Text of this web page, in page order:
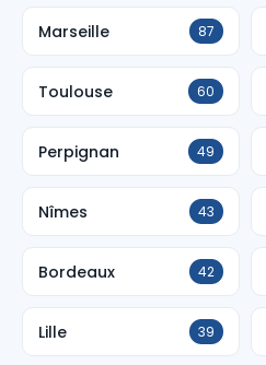
Marseille 87
Toulouse 60
Perpignan 49
Nîmes 43
Bordeaux 42
Lille 39